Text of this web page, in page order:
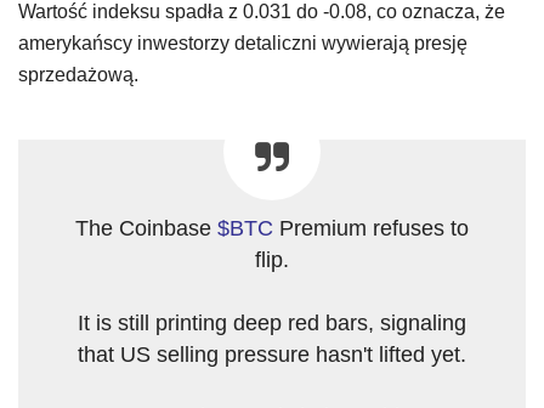
Wartość indeksu spadła z 0.031 do -0.08, co oznacza, że
amerykańscy inwestorzy detaliczni wywierają presję
sprzedażową.
The Coinbase $BTC Premium refuses to
flip.
It is still printing deep red bars, signaling
that US selling pressure hasn't lifted yet.